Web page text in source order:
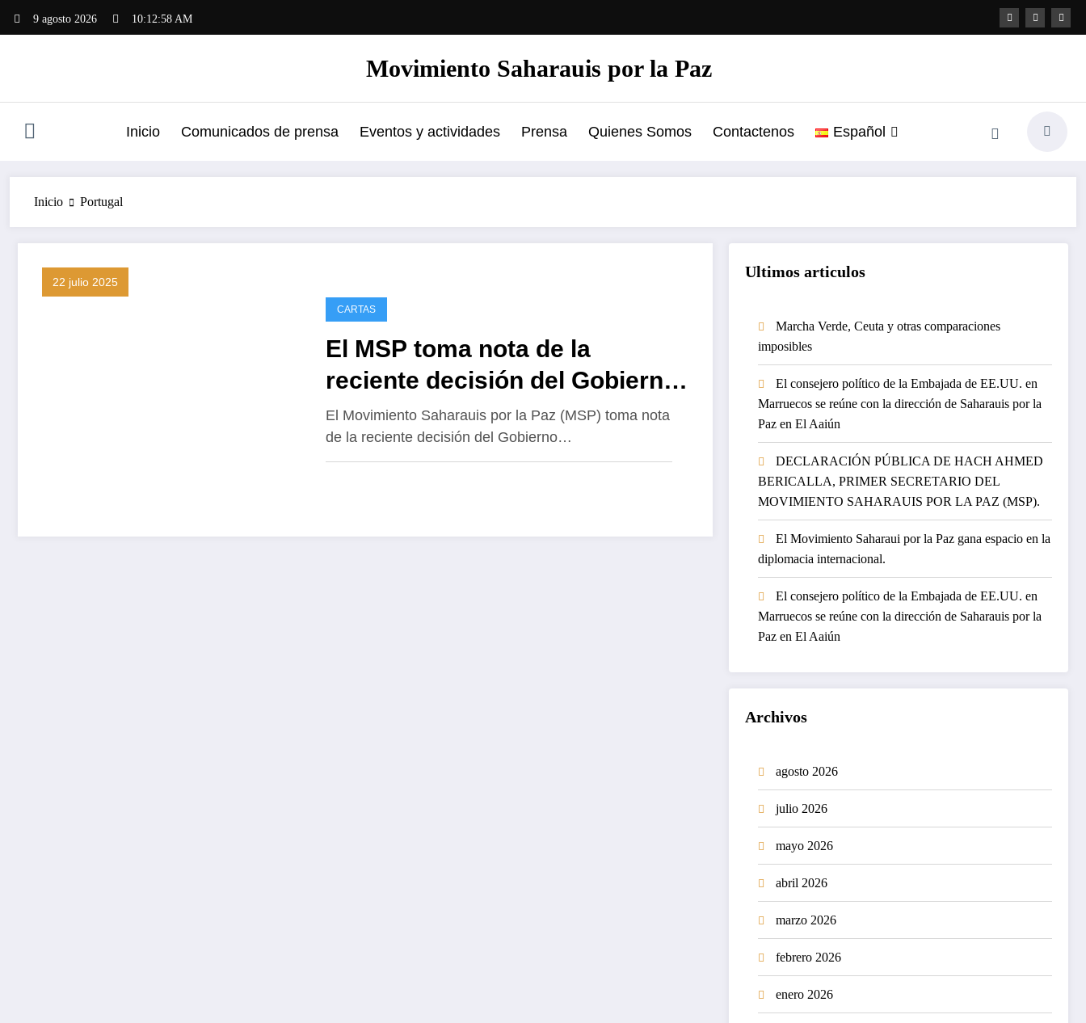
9 agosto 2026 10:12:59 AM
Movimiento Saharauis por la Paz
Inicio Comunicados de prensa Eventos y actividades Prensa Quienes Somos Contactenos Español
Inicio Portugal
22 julio 2025
CARTAS
El MSP toma nota de la
reciente decisión del Gobierno
de Portugal de sumarse al
respaldo internacional a una
El Movimiento Saharauis por la Paz (MSP) toma nota
de la reciente decisión del Gobierno…
Ultimos articulos
Marcha Verde, Ceuta y otras comparaciones
imposibles
El consejero político de la Embajada de EE.UU. en
Marruecos se reúne con la dirección de Saharauis por la
Paz en El Aaiún
DECLARACIÓN PÚBLICA DE HACH AHMED
BERICALLA, PRIMER SECRETARIO DEL
MOVIMIENTO SAHARAUIS POR LA PAZ (MSP).
El Movimiento Saharaui por la Paz gana espacio en la
diplomacia internacional.
El consejero político de la Embajada de EE.UU. en
Marruecos se reúne con la dirección de Saharauis por la
Paz en El Aaiún
Archivos
agosto 2026
julio 2026
mayo 2026
abril 2026
marzo 2026
febrero 2026
enero 2026